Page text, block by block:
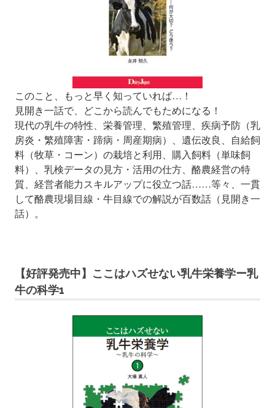
このこと、もっと早く知っていれば…！
見開き一話で、どこから読んでもためになる！
現代の乳牛の特性、栄養管理、繁殖管理、疾病予防（乳
房炎・繁殖障害・蹄病・周産期病）、遺伝改良、自給飼
料（牧草・コーン）の栽培と利用、購入飼料（単味飼
料）、乳検データの見方・活用の仕方、酪農経営の特
質、経営者能力スキルアップに役立つ話……等々、一貫
して酪農現場目線・牛目線での解説が百数話（見開き一
話）。
【好評発売中】ここはハズせない乳牛栄養学ー乳
牛の科学1